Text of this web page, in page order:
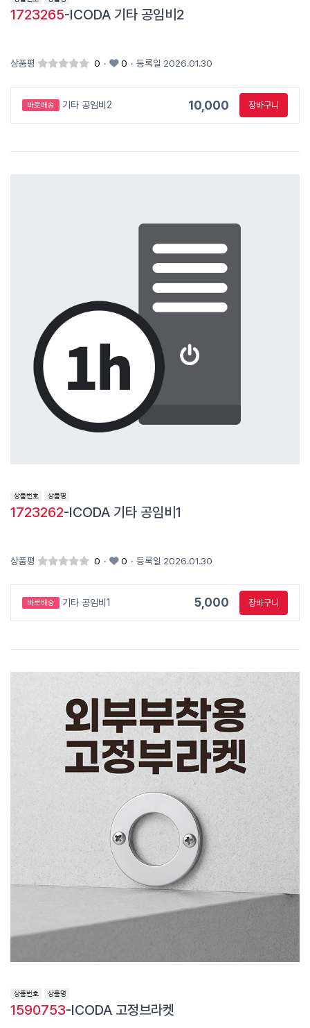
1723265-ICODA 기타 공임비2
상품평 0 · 0 · 등록일 2026.01.30
바로배송 기타 공임비2 10,000 장바구니
1723262-ICODA 기타 공임비1
상품평 0 · 0 · 등록일 2026.01.30
바로배송 기타 공임비1 5,000 장바구니
1590753-ICODA 고정브라켓